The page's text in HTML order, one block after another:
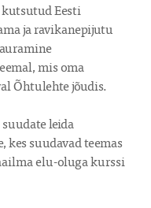
Eesti
ja ravikanepijutu
mis oma
Õhtulehte jõudis.
leida
kes suudavad teemas
elu-oluga kurssi